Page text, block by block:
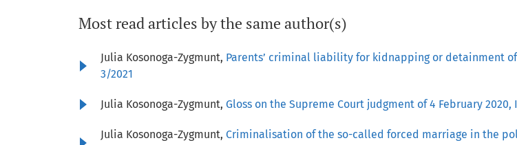
Most read articles by the same author(s)
Julia Kosonoga-Zygmunt, Parents’ criminal liability for kidnapping or detainment of
3/2021
Julia Kosonoga-Zygmunt, Gloss on the Supreme Court judgment of 4 February 2020,
Julia Kosonoga-Zygmunt, Criminalisation of the so-called forced marriage in the